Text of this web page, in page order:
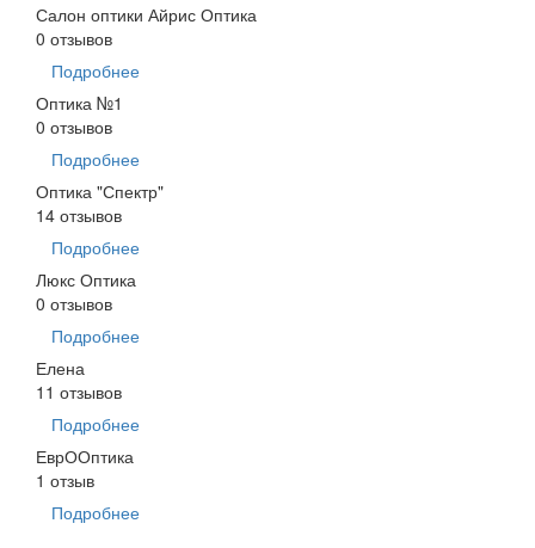
Салон оптики Айрис Оптика
0 отзывов
Подробнее
Оптика №1
0 отзывов
Подробнее
Оптика "Спектр"
14 отзывов
Подробнее
Люкс Оптика
0 отзывов
Подробнее
Елена
11 отзывов
Подробнее
ЕврООптика
1 отзыв
Подробнее